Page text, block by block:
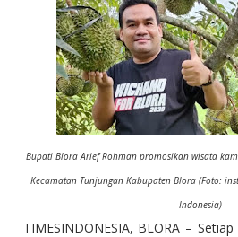
Bupati Blora Arief Rohman promosikan wisata
Kecamatan Tunjungan Kabupaten Blora (Foto:
Indonesia)
TIMESINDONESIA, BLORA –